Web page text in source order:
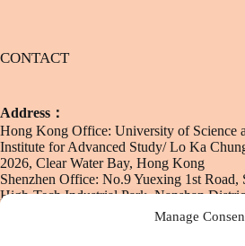
Manage
CONTACT
Address：
Hong Kong Office: University of Science
Institute for Advanced Study/ Lo Ka
2026, Clear Water Bay, Hong Kong
Shenzhen Office: No.9 Yuexing 1st
High-Tech Industrial Park, Nanshan
Floor, HKUST Industry-University-